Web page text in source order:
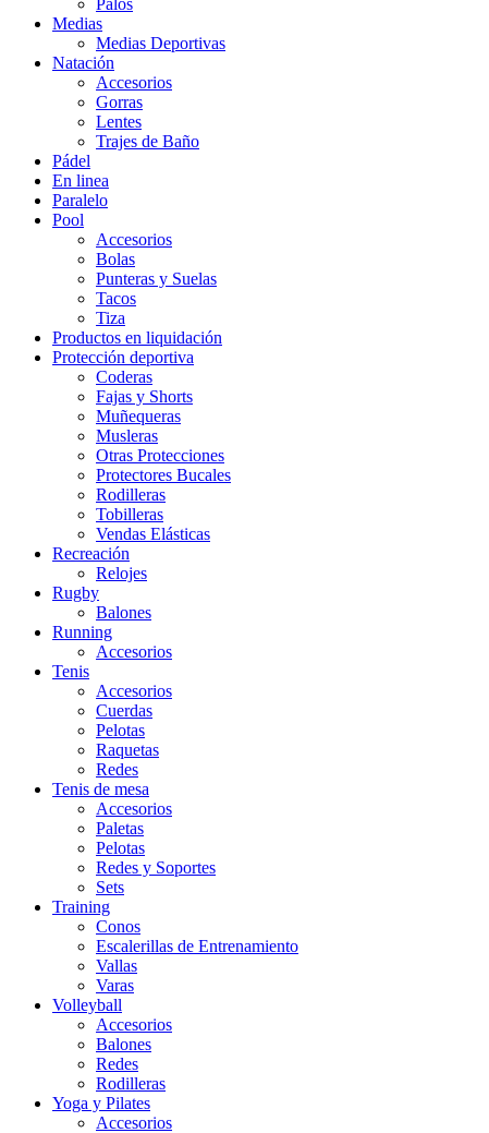
Medias
Medias Deportivas
Natación
Accesorios
Gorras
Lentes
Trajes de Baño
Pádel
En linea
Paralelo
Pool
Accesorios
Bolas
Punteras y Suelas
Tacos
Tiza
Productos en liquidación
Protección deportiva
Coderas
Fajas y Shorts
Muñequeras
Musleras
Otras Protecciones
Protectores Bucales
Rodilleras
Tobilleras
Vendas Elásticas
Recreación
Relojes
Rugby
Balones
Running
Accesorios
Tenis
Accesorios
Cuerdas
Pelotas
Raquetas
Redes
Tenis de mesa
Accesorios
Paletas
Pelotas
Redes y Soportes
Sets
Training
Conos
Escalerillas de Entrenamiento
Vallas
Varas
Volleyball
Accesorios
Balones
Redes
Rodilleras
Yoga y Pilates
Accesorios